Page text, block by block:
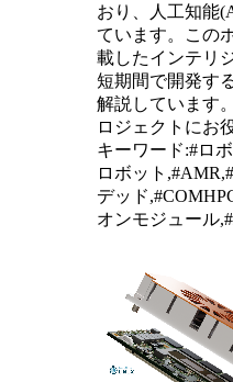
おり、人工知能
ています。この
載したインテリ
短期間で開発す
解説しています
ロジェクトにお
キーワード:#ロ
ロボット
デッド
オンモジュール